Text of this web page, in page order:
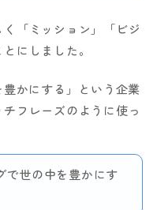
「ミッション」「ビジ
にしました。
豊かにする」という企業
フレーズのように使っ
で世の中を豊かにす